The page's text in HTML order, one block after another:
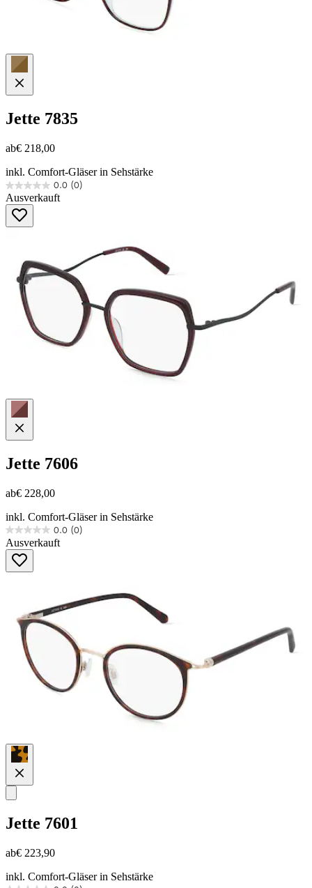
Jette 7835
ab€ 218,00
inkl. Comfort-Gläser in Sehstärke
0.0 (0)
0.0
von
Sternen.
Ausverkauft
Jette 7606
ab€ 228,00
inkl. Comfort-Gläser in Sehstärke
0.0 (0)
0.0
von
Sternen.
Ausverkauft
Jette 7601
ab€ 223,90
inkl. Comfort-Gläser in Sehstärke